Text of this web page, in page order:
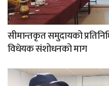
सीमान्तकृत समुदायको
विधेयक संशोधनको माग